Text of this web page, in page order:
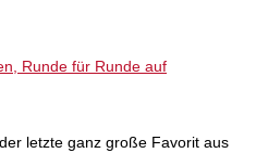
Runde für Runde auf
letzte ganz große Favorit aus